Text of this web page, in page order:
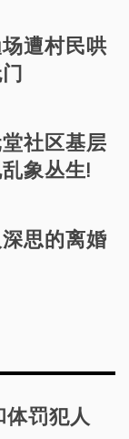
遭村民哄
社区基层
象丛生!
思的离婚
罚犯人